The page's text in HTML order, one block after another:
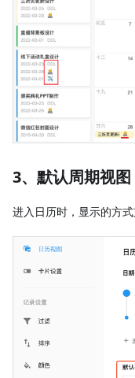
3、默认周期视图
进入日历时，显示的方式